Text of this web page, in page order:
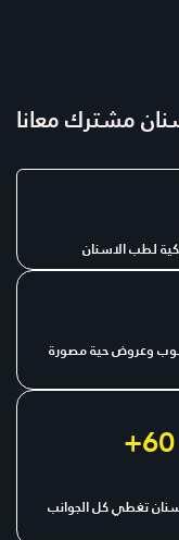
طبيب اسنان مشترك معانا
لطب الاسنان
وعروض حية مصورة
+60 برنامج متكامل في طب
تغطي كل الجوانب